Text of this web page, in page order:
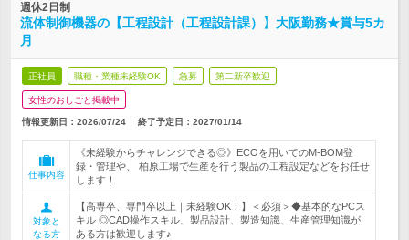
週休2日制
流体制御機器の【工程設計（工程設計課）】大阪勤務★賞与5カ
月
正社員 職種・業種未経験OK 急募 第二新卒歓迎
女性のおしごと掲載中
情報更新日：2026/07/24 終了予定日： 2027/01/14
仕事内容
《未経験からチャレンジできる◎》ECOを用いてのM-BOM登
録・管理や、 柏原工場で生産を行う製品の工程設定などをお任せ
します！
対象と
なる方
【高専卒、専門卒以上｜未経験OK！】＜必須＞◆基本的なPCス
キル ◎CAD操作スキル、製品設計、製造知識、生産管理知識が
ある方は歓迎します♪